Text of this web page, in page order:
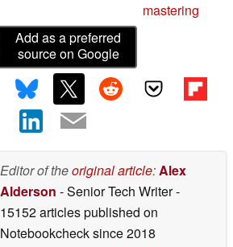
mastering
Add as a preferred
source on Google
Editor of theoriginal article: Alex
Alderson - Senior Tech Writer-
15152 articles published on
Notebookchecksince 2018